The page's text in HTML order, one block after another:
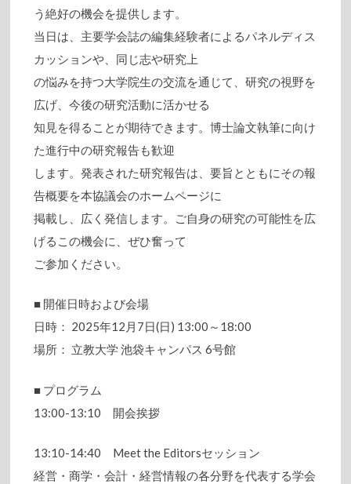
う絶好の機会を提供します。
当日は、主要学会誌の編集経験者によるパネルディス
カッションや、同じ志や研究上
の悩みを持つ大学院生の交流を通じて、研究の視野を
広げ、今後の研究活動に活かせる
知見を得ることが期待できます。博士論文執筆に向け
た進行中の研究報告も歓迎
します。発表された研究報告は、要旨とともにその報
告概要を本協議会のホームページに
掲載し、広く発信します。ご自身の研究の可能性を広
げるこの機会に、ぜひ奮って
ご参加ください。
■ 開催日時および会場
日時： 2025年12月7日(日) 13:00～18:00
場所： 立教大学 池袋キャンパス 6号館
■ プログラム
13:00-13:10 開会挨拶
13:10-14:40 Meet the Editorsセッション
経営・商学・会計・経営情報の各分野を代表する学会